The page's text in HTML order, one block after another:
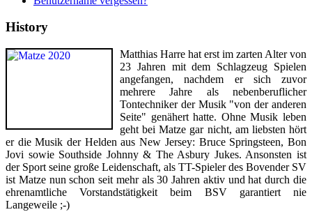
History
Matthias Harre hat erst im zarten Alter von
23 Jahren mit dem Schlagzeug Spielen
angefangen, nachdem er sich zuvor
mehrere Jahre als nebenberuflicher
Tontechniker der Musik "von der anderen
Seite" genähert hatte. Ohne Musik leben
geht bei Matze gar nicht, am liebsten hört
er die Musik der Helden aus New Jersey: Bruce Springsteen, Bon
Jovi sowie Southside Johnny & The Asbury Jukes. Ansonsten ist
der Sport seine große Leidenschaft, als TT-Spieler des Bovender SV
ist Matze nun schon seit mehr als 30 Jahren aktiv und hat durch die
ehrenamtliche Vorstandstätigkeit beim BSV garantiert nie
Langeweile ;-)